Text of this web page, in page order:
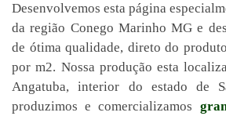
Desenvolvemos esta página
da região Conego Marinho MG e
de ótima qualidade, direto do
por m2. Nossa produção esta
Angatuba, interior do estado de
produzimos e comercializamos